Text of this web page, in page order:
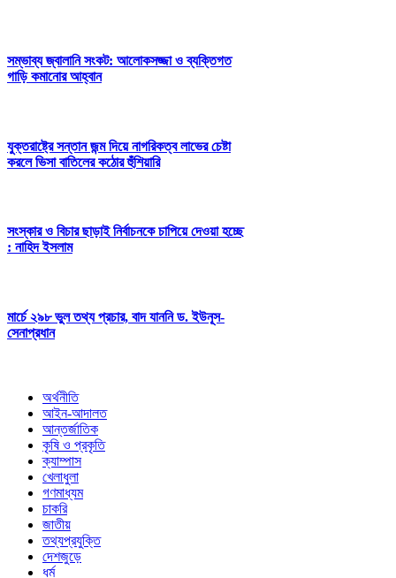
সম্ভাব্য জ্বালানি সংকট: আলোকসজ্জা ও ব্যক্তিগত
গাড়ি কমানোর আহ্বান
যুক্তরাষ্ট্রে সন্তান জন্ম দিয়ে নাগরিকত্ব লাভের চেষ্টা
করলে ভিসা বাতিলের কঠোর হুঁশিয়ারি
সংস্কার ও বিচার ছাড়াই নির্বাচনকে চাপিয়ে দেওয়া হচ্ছে
: নাহিদ ইসলাম
মার্চে ২৯৮ ভুল তথ্য প্রচার, বাদ যাননি ড. ইউনূস-
সেনাপ্রধান
অর্থনীতি
আইন-আদালত
আন্তর্জাতিক
কৃষি ও প্রকৃতি
ক্যাম্পাস
খেলাধুলা
গণমাধ্যম
চাকরি
জাতীয়
তথ্যপ্রযুক্তি
দেশজুড়ে
ধর্ম